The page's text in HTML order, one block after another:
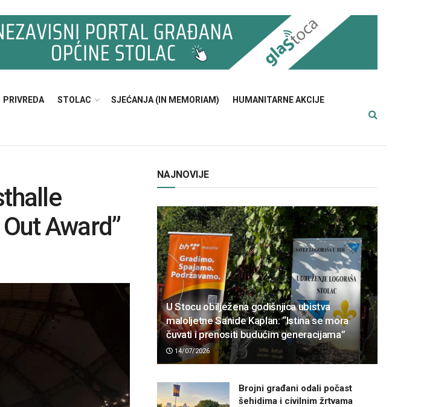
PRIVREDA STOLAC SJEĆANJA (IN MEMORIAM) HUMANITARNE AKCIJE
Award”
NAJNOVIJE
U Stocu obilježena godišnjica ubistva
maloljetne Sanide Kaplan: “Istina se mora
čuvati i prenositi budućim generacijama”
14/07/2026
Brojni građani odali počast
šehidima i civilnim žrtvama